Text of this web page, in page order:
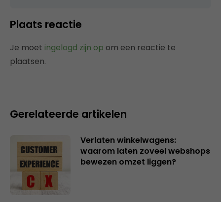
Plaats reactie
Je moet ingelogd zijn op om een reactie te
plaatsen.
Gerelateerde artikelen
Verlaten winkelwagens:
waarom laten zoveel webshops
bewezen omzet liggen?